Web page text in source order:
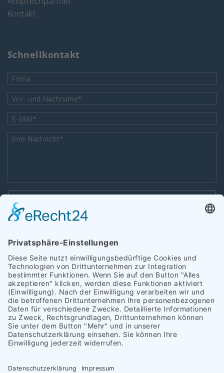
Kontakt
Schnellkontakt
Firma
Pflichtfeld
Vor- und Nachname
Pflichtfeld
E-Mail*
Pflichtfeld
Ihre Nachricht*
Datenschutzerklärung
Copyright 2026 Heinrich Schümann (GmbH & Co. KG) I
ImpressumIDatenschutz |Barrierefreiheit